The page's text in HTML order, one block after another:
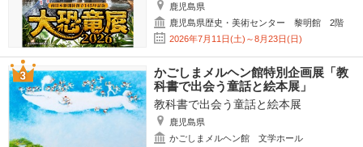
鹿児島県
鹿児島県歴史・美術センター 黎明館 2階
2026年7月11日(土)～8月23日(日)
かごしまメルヘン館特別企画展「教
科書で出会う童話と絵本展」
教科書で出会う童話と絵本展
鹿児島県
かごしまメルヘン館 文学ホール